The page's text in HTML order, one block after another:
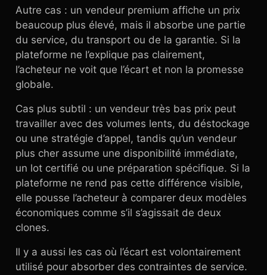
Autre cas : un vendeur premium affiche un prix
beaucoup plus élevé, mais il absorbe une partie
du service, du transport ou de la garantie. Si la
plateforme ne l’explique pas clairement,
l’acheteur ne voit que l’écart et non la promesse
globale.
Cas plus subtil : un vendeur très bas prix peut
travailler avec des volumes lents, du déstockage
ou une stratégie d’appel, tandis qu’un vendeur
plus cher assume une disponibilité immédiate,
un lot certifié ou une préparation spécifique. Si la
plateforme ne rend pas cette différence visible,
elle pousse l’acheteur à comparer deux modèles
économiques comme s’il s’agissait de deux
clones.
Il y a aussi les cas où l’écart est volontairement
utilisé pour absorber des contraintes de service.